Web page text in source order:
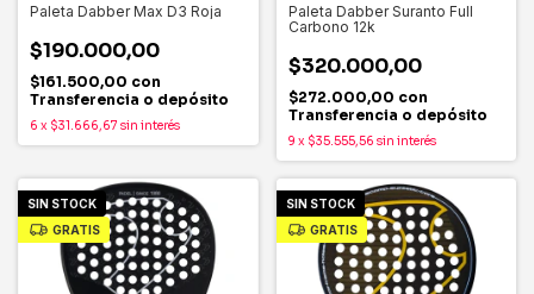
Paleta Dabber Max D3 Roja
$190.000,00
$161.500,00 con
Transferencia o depósito
6 x $31.666,67 sin interés
Paleta Dabber Suranto Full
Carbono 12k
$320.000,00
$272.000,00 con
Transferencia o depósito
9 x $35.555,56 sin interés
SIN STOCK
GRATIS
SIN STOCK
GRATIS